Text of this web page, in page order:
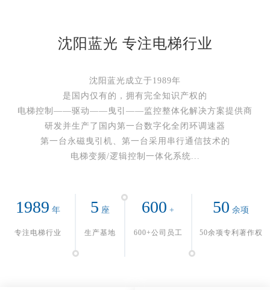
沈阳蓝光 专注电梯行业
沈阳蓝光成立于1989年
是国内仅有的，拥有完全知识产权的
电梯控制——驱动——曳引——监控整体化解决方案提供商
研发并生产了国内第一台数字化全闭环调速器
第一台永磁曳引机、第一台采用串行通信技术的
电梯变频/逻辑控制一体化系统...
1989 年
专注电梯行业
5 座
生产基地
600 +
600+公司员工
50 余项
50余项专利著作权